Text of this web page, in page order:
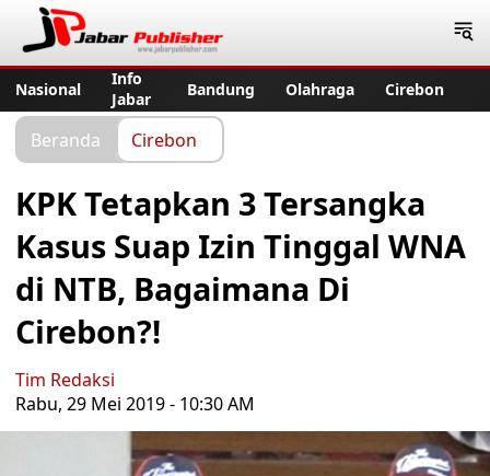
Nasional
Info
Jabar
Bandung Olahraga Cirebon
Beranda Cirebon
KPK Tetapkan 3 Tersangka
Kasus Suap Izin Tinggal WNA
di NTB, Bagaimana Di
Cirebon?!
Tim Redaksi
Rabu, 29 Mei 2019 - 10:30 AM